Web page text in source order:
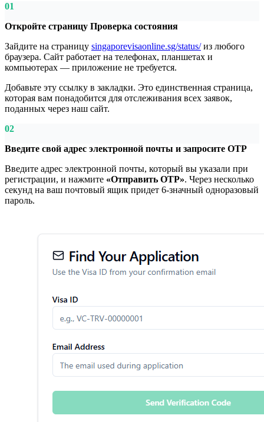
01
Откройте страницу Проверка состояния
Зайдите на страницу singaporevisaonline.sg/status/из любого
браузера. Сайт работает на телефонах, планшетах и
компьютерах — приложение не требуется.
Добавьте эту ссылку в закладки. Это единственная страница,
которая вам понадобится для отслеживания всех заявок,
поданных через наш сайт.
02
Введите свой адрес электронной почты и запросите OTP
Введите адрес электронной почты, который вы указали при
регистрации, и нажмите «Отправить OTP». Через несколько
секунд на ваш почтовый ящик придет 6-значный одноразовый
пароль.